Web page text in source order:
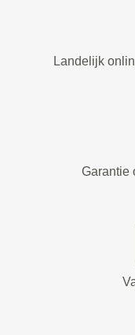
Landelijk
Garantie